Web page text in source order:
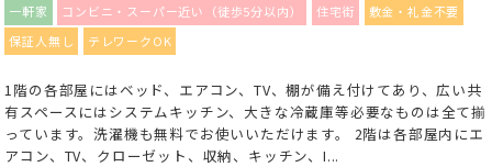
一軒家
コンビニ・スーパー近い（徒歩5分以内） 住宅街
敷金・礼金不要
保証人無し
テレワークOK
1階の各部屋にはベッド、エアコン、TV、棚が備え付けてあり、広い共
有スペースにはシステムキッチン、大きな冷蔵庫等必要なものは全て揃
っています。洗濯機も無料でお使いいただけます。 2階は各部屋内にエ
アコン、TV、クローゼット、収納、キッチン、I...